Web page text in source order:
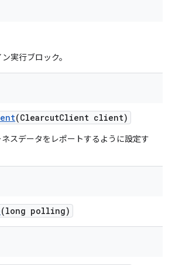
実行ブロック。
(ClearcutClient client)
スデータをレポートするように設定す
(long polling)